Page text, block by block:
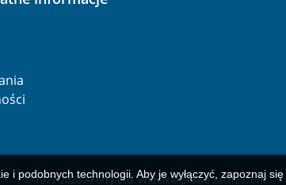
© 1977-2026AFerry Ltd. Wszelkie prawa zastrzeżone.
i podobnych technologii. Aby je wyłączyć, zapoznaj